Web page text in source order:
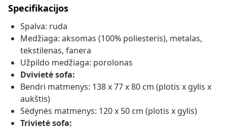
Specifikacijos
Spalva: ruda
Medžiaga: aksomas (100% poliesteris), metalas,
tekstilenas, fanera
Užpildo medžiaga: porolonas
Dvivietė sofa:
Bendri matmenys: 138 x 77 x 80 cm (plotis x gylis x
aukštis)
Sėdynės matmenys: 120 x 50 cm (plotis x gylis)
Trivietė sofa: